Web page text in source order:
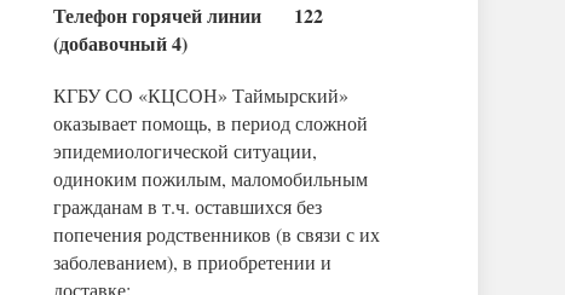
Телефон горячей линии 122
(добавочный 4)
КГБУ СО «КЦСОН» Таймырский»
оказывает помощь, в период сложной
эпидемиологической ситуации,
одиноким пожилым, маломобильным
гражданам в т.ч. оставшихся без
попечения родственников (в связи с их
заболеванием), в приобретении и
доставке: